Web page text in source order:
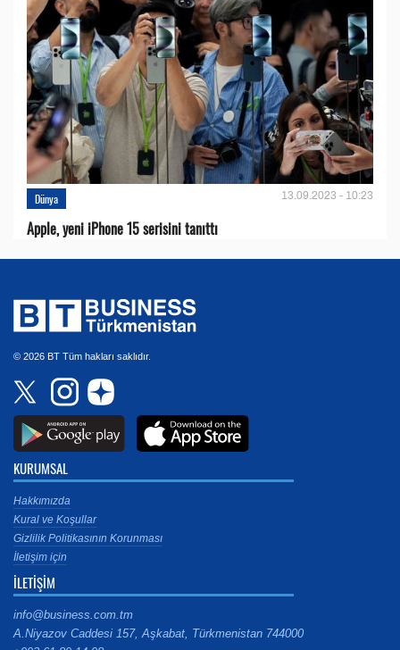
Dünya 13.09.2023 - 10:23
Apple, yeni iPhone 15 serisini tanıttı
© 2026 BT Tüm hakları saklıdır.
KURUMSAL
Hakkımızda
Kural ve Koşullar
Gizlilik Politikasının Korunması
İletişim için
İLETİŞİM
info@business.com.tm
A.Niyazov Caddesi 157, Aşkabat, Türkmenistan 744000